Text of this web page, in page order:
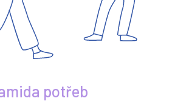
potřeb